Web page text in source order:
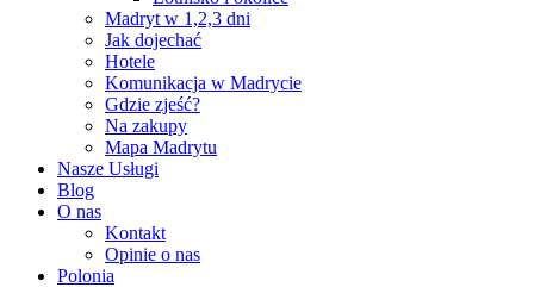
Madryt w 1,2,3 dni
Jak dojechać
Hotele
Komunikacja w Madrycie
Gdzie zjeść?
Na zakupy
Mapa Madrytu
Nasze Usługi
Blog
O nas
Kontakt
Opinie o nas
Polonia